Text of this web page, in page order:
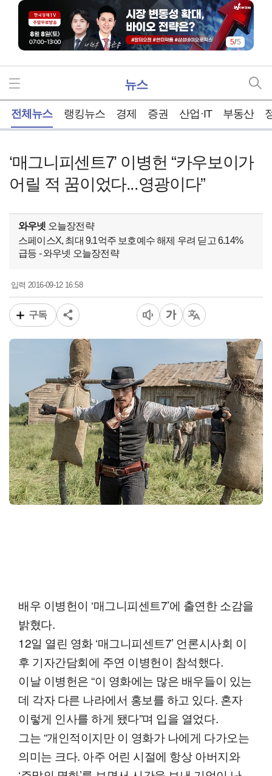
5/5
뉴스
전체뉴스 랭킹뉴스 경제 증권 산업·IT 부동산
‘매그니피센트7’ 이병헌 “카우보이가
어릴 적 꿈이었다...영광이다”
와우넷 오늘장전략
스페이스X, 최대 9.1억주 보호예수 해제 우려 딛고 6.14%
급등 - 와우넷 오늘장전략
입력2016-09-12 16:58
구독
배우 이병헌이 ‘매그니피센트7’에 출연한 소감을
밝혔다.
12일 열린 영화 ‘매그니피센트7’ 언론시사회 이
후 기자간담회에 주연 이병헌이 참석했다.
이날 이병헌은 “이 영화에는 많은 배우들이 있는
데 각자 다른 나라에서 홍보를 하고 있다. 혼자
이렇게 인사를 하게 됐다”며 입을 열었다.
그는 “개인적이지만 이 영화가 나에게 다가오는
의미는 크다. 아주 어린 시절에 항상 아버지와